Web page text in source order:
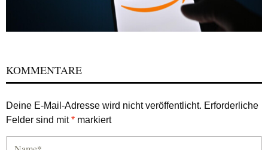
KOMMENTARE
Deine E-Mail-Adresse wird nicht veröffentlicht. Erforderliche
Felder sind mit* markiert